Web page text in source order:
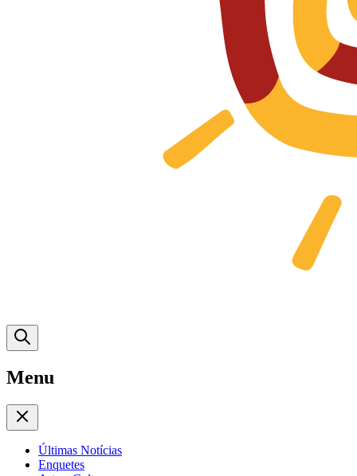
Menu
Últimas Notícias
Enquetes